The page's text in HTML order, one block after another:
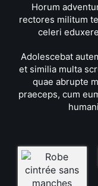
Horum
rectores militum
celeri
Adolescebat
et similia multa
quae abrupte
praeceps, cum